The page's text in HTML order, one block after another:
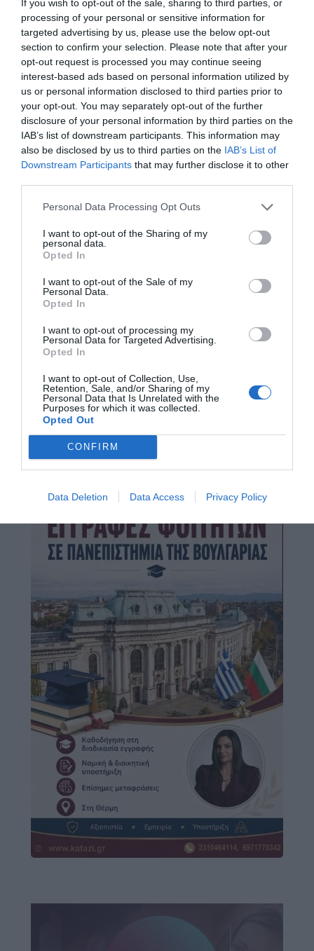
If you wish to opt-out of the sale, sharing to third parties, or
processing of your personal or sensitive information for
targeted advertising by us, please use the below opt-out
section to confirm your selection. Please note that after your
opt-out request is processed you may continue seeing
interest-based ads based on personal information utilized by
us or personal information disclosed to third parties prior to
your opt-out. You may separately opt-out of the further
disclosure of your personal information by third parties on the
IAB’s list of downstream participants. This information may
also be disclosed by us to third parties on the IAB’s List of
Downstream Participants that may further disclose it to other
Personal Data Processing Opt Outs
I want to opt-out of the Sharing of my
personal data.
Opted In
I want to opt-out of the Sale of my
Personal Data.
Opted In
I want to opt-out of processing my
Personal Data for Targeted Advertising.
Opted In
I want to opt-out of Collection, Use,
Retention, Sale, and/or Sharing of my
Personal Data that Is Unrelated with the
Purposes for which it was collected.
Opted Out
CONFIRM
Data Deletion Data Access Privacy Policy